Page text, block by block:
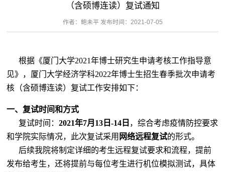
（含硕博连读）复试通知
作者：鲍未平 发布时间：2021-07-05
根据《厦门大学2021年博士研究生申请考核工作指导意
见》，厦门大学经济学科2022年博士生招生春季批次申请考
核（含硕博连读）复试工作安排如下：
一、复试时间和方式
复试时间： 2021年7月 13日 -14日 ，综合考虑疫情防控要求
和学院实际情况，此次复试采用 网络远程复试的形式。
后续我院将制定详细的考生远程复试要求和流程，提前
发布给考生，还将提前与每位考生进行机位模拟测试，具体